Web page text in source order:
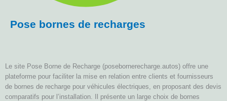
Pose bornes de recharges
Le site Pose Borne de Recharge (posebornerecharge.autos) offre une
plateforme pour faciliter la mise en relation entre clients et fournisseurs
de bornes de recharge pour véhicules électriques, en proposant des devis
comparatifs pour l’installation. Il présente un large choix de bornes